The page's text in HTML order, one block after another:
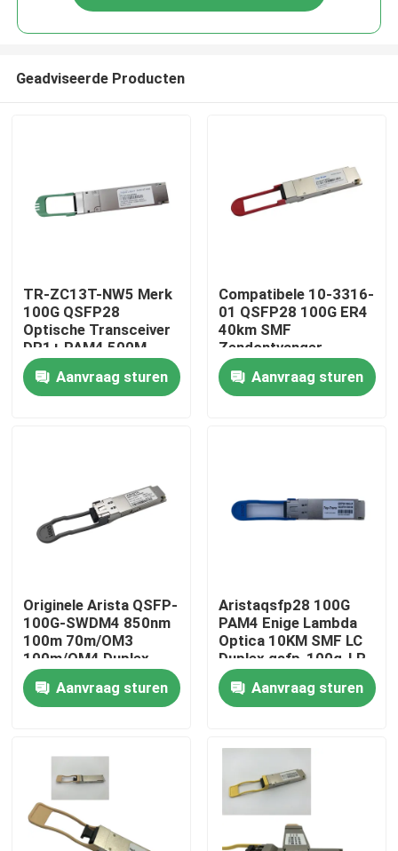
Huis
Producten
Fabrieksreis
Contacteer ons
Nieuws
400G/800G optische module
de Module van 100G QSFP28
Geadviseerde Producten
TR-ZC13T-NW5 Merk
100G QSFP28
Optische Transceiver
DR1+ PAM4 500M
Aanvraag sturen
Compatibele 10-3316-
01 QSFP28 100G ER4
40km SMF
Zendontvanger
Aanvraag sturen
Originele Arista QSFP-
100G-SWDM4 850nm
100m 70m/OM3
100m/OM4 Duplex
MMF Transceiver
Aanvraag sturen
Aristaqsfp28 100G
PAM4 Enige Lambda
Optica 10KM SMF LC
Duplex qsfp-100g-LR
Aanvraag sturen